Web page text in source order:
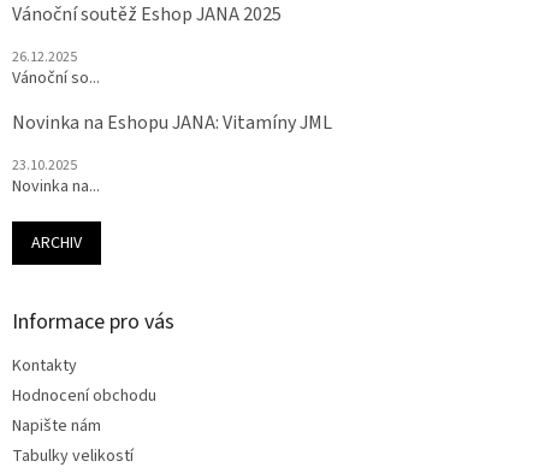
Vánoční soutěž Eshop JANA 2025
26.12.2025
Vánoční so...
Novinka na Eshopu JANA: Vitamíny JML
23.10.2025
Novinka na...
ARCHIV
Informace pro vás
Kontakty
Hodnocení obchodu
Napište nám
Tabulky velikostí